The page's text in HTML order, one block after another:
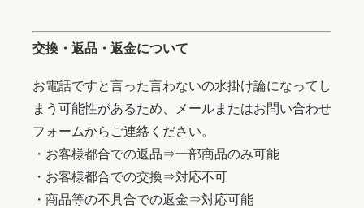
交換・返品・返金について
お電話ですと言った言わないの水掛け論になってし
まう可能性があるため、メールまたはお問い合わせ
フォームからご連絡ください。
・お客様都合での返品⇒一部商品のみ可能
・お客様都合での交換⇒対応不可
・商品等の不具合での返金⇒対応可能